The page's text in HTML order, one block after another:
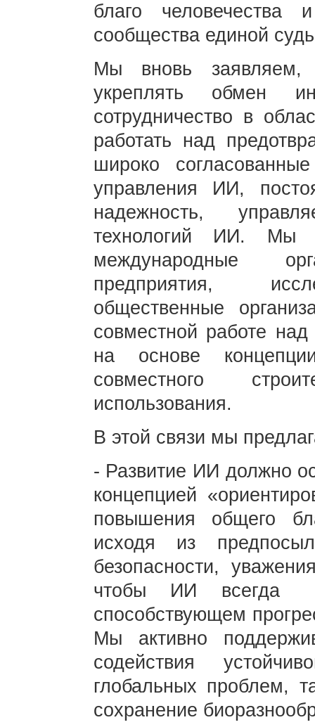
благо человечества
сообщества единой
Мы вновь заявляем,
укреплять обмен
сотрудничество в
работать над
широко
управления ИИ,
надежность,
технологий ИИ. Мы
международные
предприятия,
общественные
совместной работе
на основе
совместного
использования.
В этой связи мы
- Развитие ИИ должно
концепцией
повышения общего
исходя из
безопасности,
чтобы ИИ всегда
способствующем
Мы активно
содействия
глобальных проблем,
сохранение